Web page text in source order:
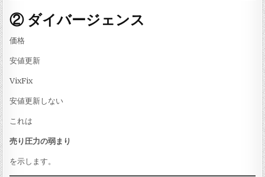
② ダイバージェンス
価格
安値更新
VixFix
安値更新しない
これは
売り圧力の弱まり
を示します。